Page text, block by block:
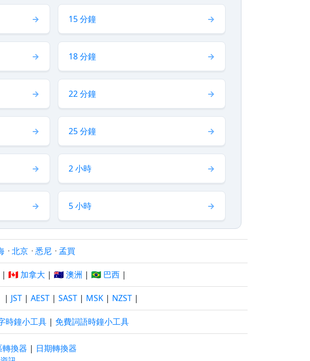
15 分鐘
18 分鐘
22 分鐘
25 分鐘
2 小時
5 小時
· 北京 · 悉尼 · 孟買
| 🇨🇦 加拿大 | 🇦🇺 澳洲 | 🇧🇷 巴西 |
| JST | AEST | SAST | MSK | NZST |
時鐘小工具 | 免費詞語時鐘小工具
轉換器 | 日期轉換器